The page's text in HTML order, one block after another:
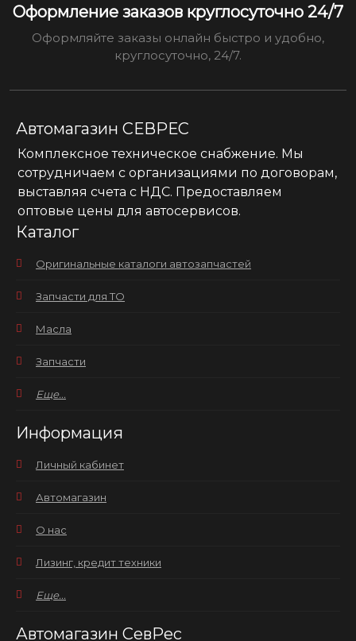
Оформление заказов круглосуточно 24/7
Оформляйте заказы онлайн быстро и удобно,
круглосуточно, 24/7.
Автомагазин СЕВРЕС
Комплексное техническое снабжение. Мы
сотрудничаем с организациями по договорам,
выставляя счета с НДС. Предоставляем
оптовые цены для автосервисов.
Каталог
Оригинальные каталоги автозапчастей
Запчасти для ТО
Масла
Запчасти
Еще...
Информация
Личный кабинет
Автомагазин
О нас
Лизинг, кредит техники
Еще...
Автомагазин СевРес